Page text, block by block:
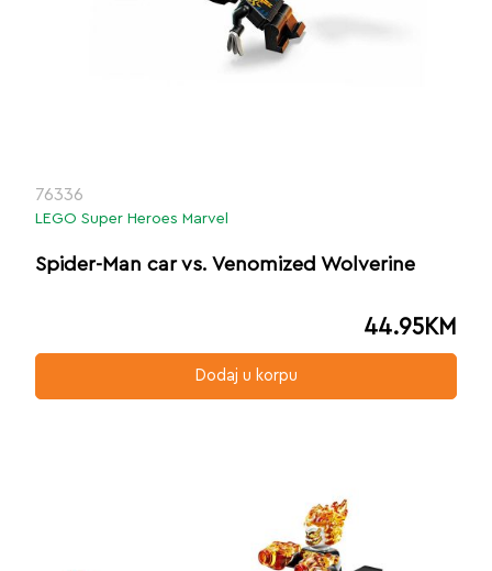
76336
LEGO Super Heroes Marvel
Spider-Man car vs. Venomized Wolverine
44.95KM
Dodaj u korpu